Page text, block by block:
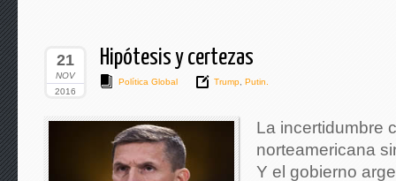
21
NOV
2016
Hipótesis y certezas
Política Global Trump Putin.
La incertidumbre
norteamericana
Y el gobierno